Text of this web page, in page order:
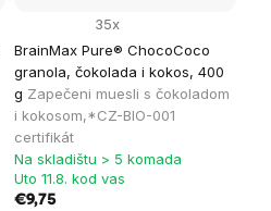
BrainMax Pure® ChocoCoco
granola, čokolada i kokos, 400
g Zapečeni muesli s čokoladom
i kokosom,*CZ-BIO-001
certifikát
35x
Na skladištu > 5 komada
Uto 11.8. kod vas
€9,75